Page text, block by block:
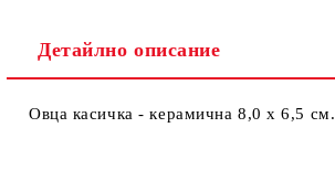
Детайлно описание
Овца касичка - керамична 8,0 х 6,5 см.